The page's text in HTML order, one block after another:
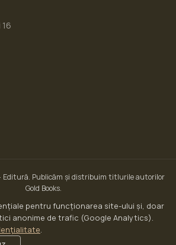
Publicăm și distribuim titlurile autorilor
Gold Books.
WOW SITE EXPERT SRL · CUI RO30450643 · Str.
nr. 16, Baia Mare, jud. Maramureș
Alternativă a Litigiilor (SAL)
pentru funcționarea site-ului și, doar
anonime de trafic (Google Analytics).
.